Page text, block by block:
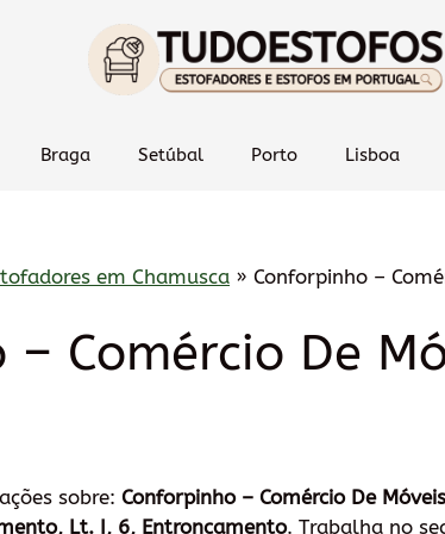
Braga Setúbal Porto Lisboa
em Chamusca » Conforpinho –
Comércio De
sobre: Conforpinho – Comércio De
Lt. I, 6, Entroncamento. Trabalha no